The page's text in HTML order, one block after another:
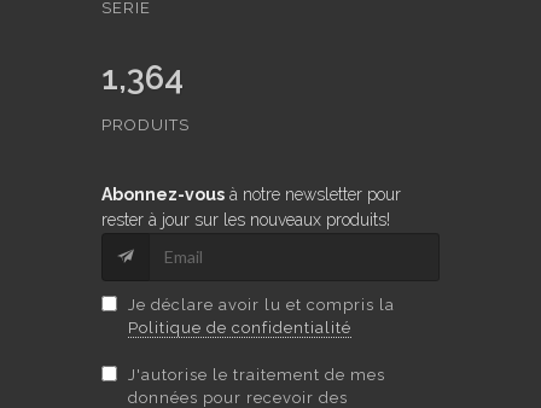
SERIE
1,364
PRODUITS
Abonnez-vous à notre newsletter pour
rester à jour sur les nouveaux produits!
Je déclare avoir lu et compris la
Politique de confidentialité
J'autorise le traitement de mes
données pour recevoir des